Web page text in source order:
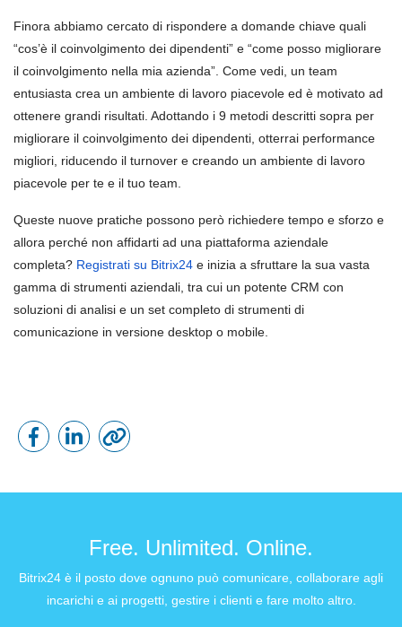
Finora abbiamo cercato di rispondere a domande chiave quali
“cos’è il coinvolgimento dei dipendenti” e “come posso migliorare
il coinvolgimento nella mia azienda”. Come vedi, un team
entusiasta crea un ambiente di lavoro piacevole ed è motivato ad
ottenere grandi risultati. Adottando i 9 metodi descritti sopra per
migliorare il coinvolgimento dei dipendenti, otterrai performance
migliori, riducendo il turnover e creando un ambiente di lavoro
piacevole per te e il tuo team.
Queste nuove pratiche possono però richiedere tempo e sforzo e
allora perché non affidarti ad una piattaforma aziendale
completa? Registrati su Bitrix24 e inizia a sfruttare la sua vasta
gamma di strumenti aziendali, tra cui un potente CRM con
soluzioni di analisi e un set completo di strumenti di
comunicazione in versione desktop o mobile.
Free. Unlimited. Online.
Bitrix24 è il posto dove ognuno può comunicare, collaborare agli
incarichi e ai progetti, gestire i clienti e fare molto altro.